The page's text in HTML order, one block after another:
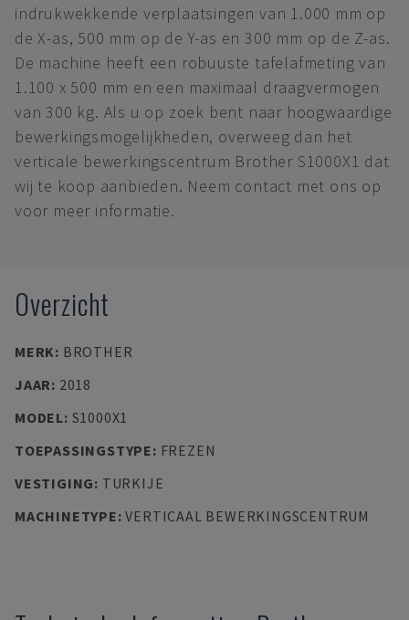
indrukwekkende verplaatsingen van 1.000 mm op
de X-as, 500 mm op de Y-as en 300 mm op de Z-as.
De machine heeft een robuuste tafelafmeting van
1.100 x 500 mm en een maximaal draagvermogen
van 300 kg. Als u op zoek bent naar hoogwaardige
bewerkingsmogelijkheden, overweeg dan het
verticale bewerkingscentrum Brother S1000X1 dat
wij te koop aanbieden. Neem contact met ons op
voor meer informatie.
Overzicht
MERK: BROTHER
JAAR: 2018
MODEL: S1000X1
TOEPASSINGSTYPE: FREZEN
VESTIGING: TURKIJE
MACHINETYPE:VERTICAAL BEWERKINGSCENTRUM